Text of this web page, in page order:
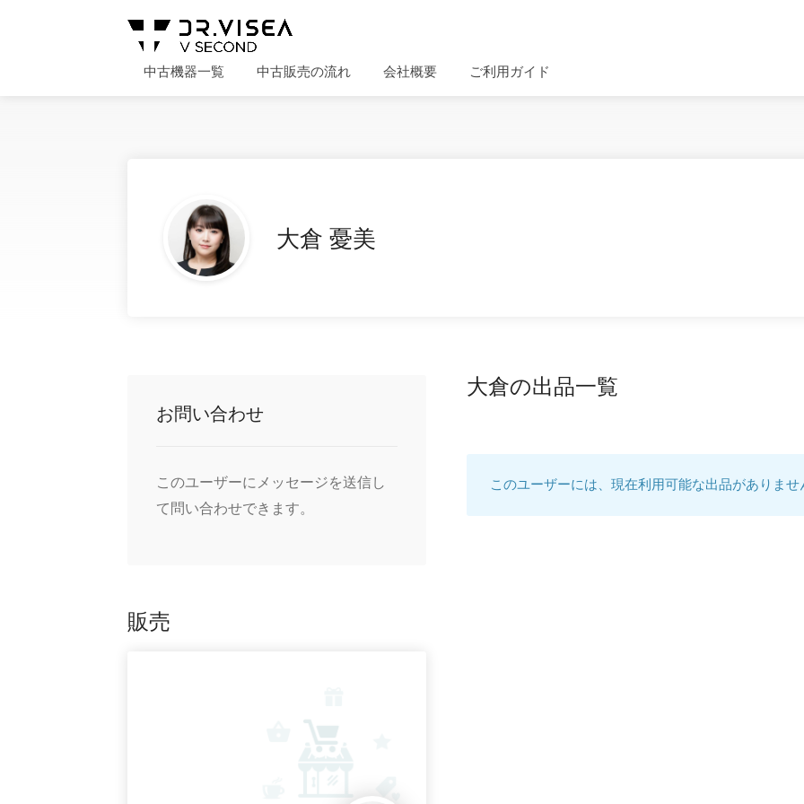
中古機器一覧 中古販売の流れ 会社概要 ご利用ガイド
大倉 憂美
お問い合わせ
このユーザーにメッセージを送信し
て問い合わせできます。
販売
大倉の出品一覧
このユーザーには、現在利用可能な出品がありませ